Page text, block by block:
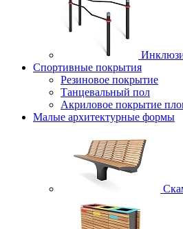
Спортивные покрытия
Резиновое покрытие
Танцевальный пол
Акриловое покрытие
Малые архитектурные формы